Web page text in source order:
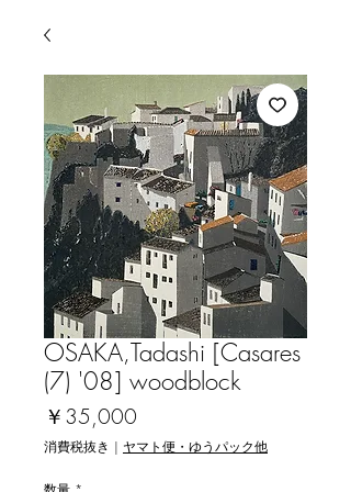
OSAKA,Tadashi [Casares
(7) '08] woodblock
￥35,000
格
消費税抜き | ヤマト便・ゆうパック他